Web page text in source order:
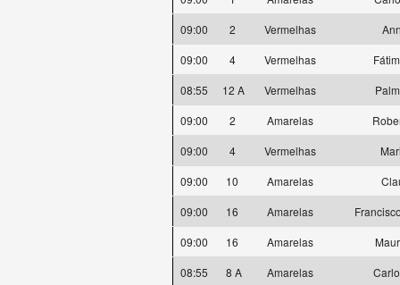
09:00
2 Vermelhas
09:00
4 Vermelhas
08:55
12 A Vermelhas
09:00
2 Amarelas
09:00
4 Vermelhas
09:00
10 Amarelas
09:00
16 Amarelas
09:00
16 Amarelas
08:55
8 A Amarelas